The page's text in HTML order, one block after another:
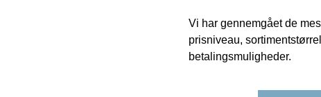
Vi har gennemgået de
prisniveau,
betalingsmuligheder.